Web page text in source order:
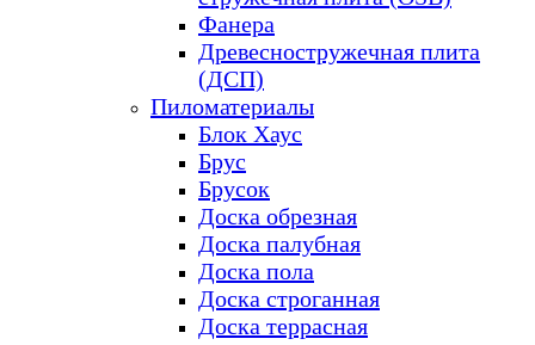
Фанера
Древесностружечная плита
(ДСП)
Пиломатериалы
Блок Хаус
Брус
Брусок
Доска обрезная
Доска палубная
Доска пола
Доска строганная
Доска террасная